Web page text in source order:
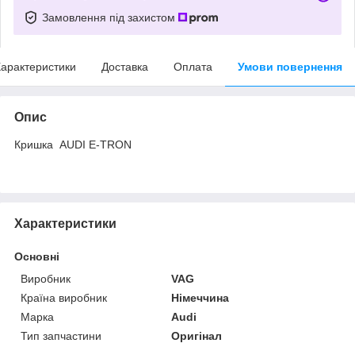
Замовлення під захистом
Доставка Оплата Умови повернення
Опис
Кришка AUDI E-TRON
Характеристики
Основні
Виробник
VAG
Країна виробник
Німеччина
Марка
Audi
Тип запчастини
Оригінал